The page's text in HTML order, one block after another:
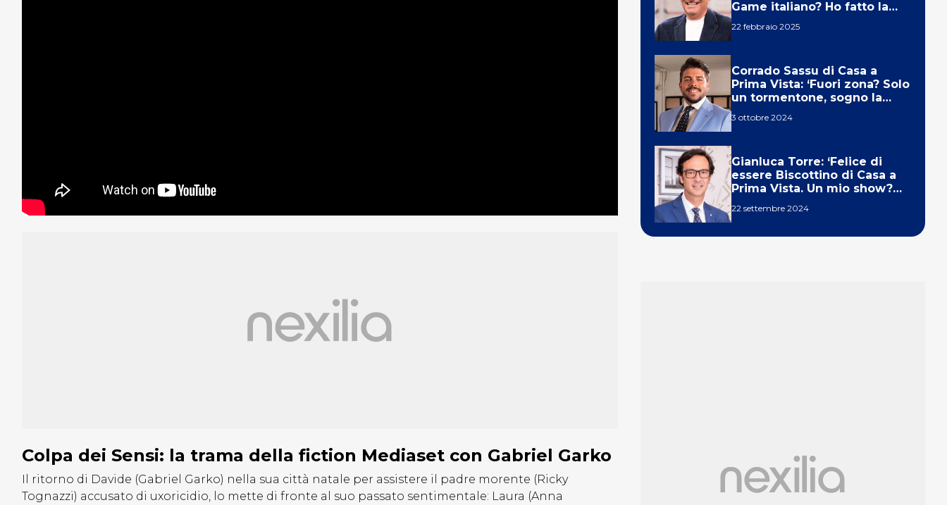
Colpa dei Sensi: la trama della fiction Mediaset con Gabriel Garko
Il ritorno di Davide (Gabriel Garko) nella sua città natale per assistere il padre morente (Ricky
Tognazzi) accusato di uxoricidio, lo mette di fronte al suo passato sentimentale: Laura (Anna
Game italiano? Ho fatto la
22 febbraio 2025
Corrado Sassu di Casa a
Prima Vista: ‘Fuori zona? Solo
un tormentone, sogno la
3 ottobre 2024
Gianluca Torre: ‘Felice di
essere Biscottino di Casa a
Prima Vista. Un mio show?
22 settembre 2024